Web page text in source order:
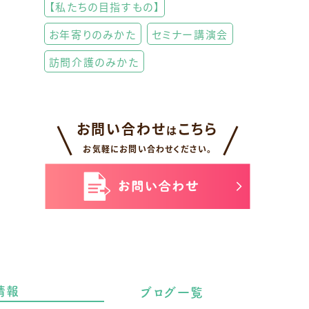
【私たちの目指すもの】
お年寄りのみかた
セミナー講演会
訪問介護のみかた
お問い合わせはこちら
お気軽にお問い合わせください。
報 ブログ一覧